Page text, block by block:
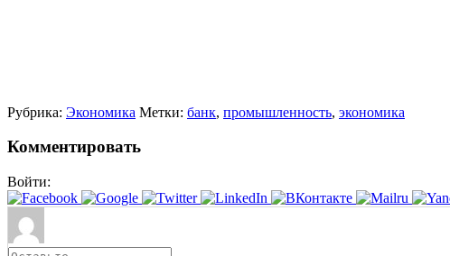
Рубрика: Экономика Метки: банк, промышленность, экономика
Комментировать
Войти: